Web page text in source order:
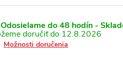
Odosielame do 48 hodín -
12.8.2026
Možnosti doručenia